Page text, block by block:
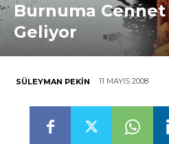
Burnuma Cennet
Geliyor
SÜLEYMAN PEKIN 11 MAYIS 2008